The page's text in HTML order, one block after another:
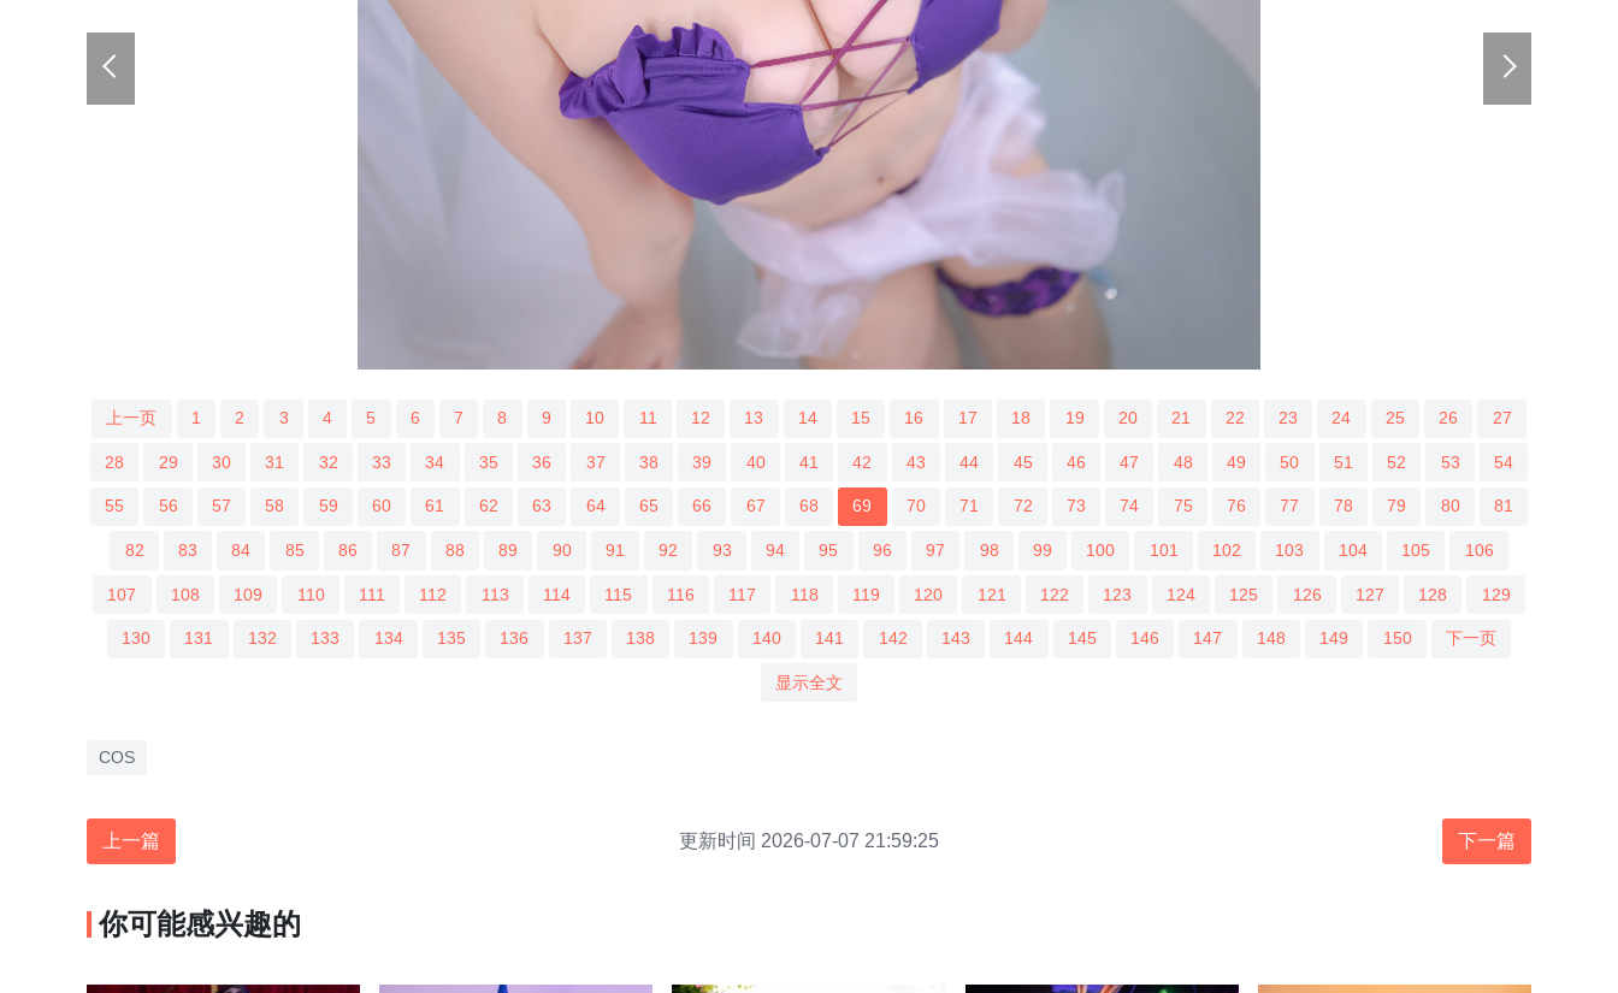
上一页 1 2 3 4 5 6 7 8 9 10 11 12 13 14 15 16 17 18 19 20 21 22 23 24 25 26 27
28 29 30 31 32 33 34 35 36 37 38 39 40 41 42 43 44 45 46 47 48 49 50 51 52 53 54
55 56 57 58 59 60 61 62 63 64 65 66 67 68 69 70 71 72 73 74 75 76 77 78 79 80 81
82 83 84 85 86 87 88 89 90 91 92 93 94 95 96 97 98 99 100 101 102 103 104 105 106
107 108 109 110 111 112 113 114 115 116 117 118 119 120 121 122 123 124 125 126 127 128 129
130 131 132 133 134 135 136 137 138 139 140 141 142 143 144 145 146 147 148 149 150 下一页
显示全文
COS
上一篇 更新时间 2026-07-07 21:59:25 下一篇
你可能感兴趣的